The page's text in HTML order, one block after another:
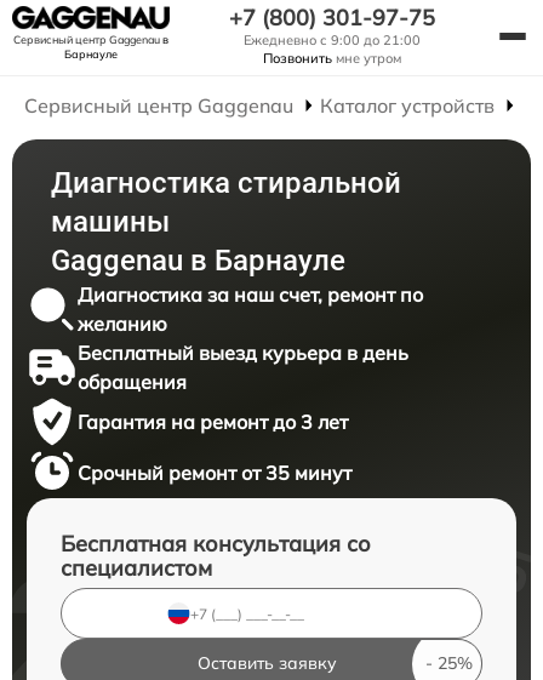
Сервисный центр Gaggenauв
Барнауле
+7 (800) 301-97-75
Ежедневно с 9:00 до 21:00
Позвонить мне утром
Сервисный центр Gaggenau Каталог устройств
Диагностика стиральной
машины
Gaggenau в Барнауле
Диагностика за наш счет, ремонт по
желанию
Бесплатный выезд курьера в день
обращения
Гарантия на ремонт до 3 лет
Срочный ремонт от 35 минут
Бесплатная консультация со
специалистом
Оставить заявку